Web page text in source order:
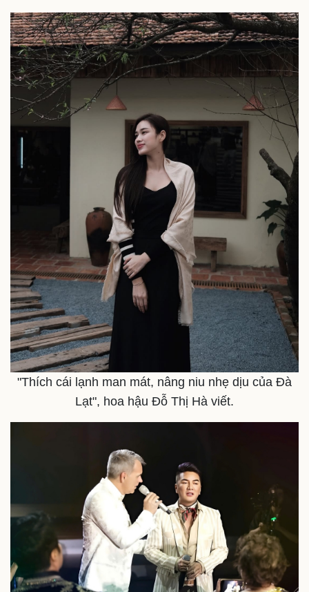
Giá cà phê
Tư vấn luật
Quân sự - Quốc phòng
Vũ khí
Việt Nam
Phân tích
"Thích cái lạnh man mát, nâng niu nhẹ dịu của Đà
Lạt", hoa hậu Đỗ Thị Hà viết.